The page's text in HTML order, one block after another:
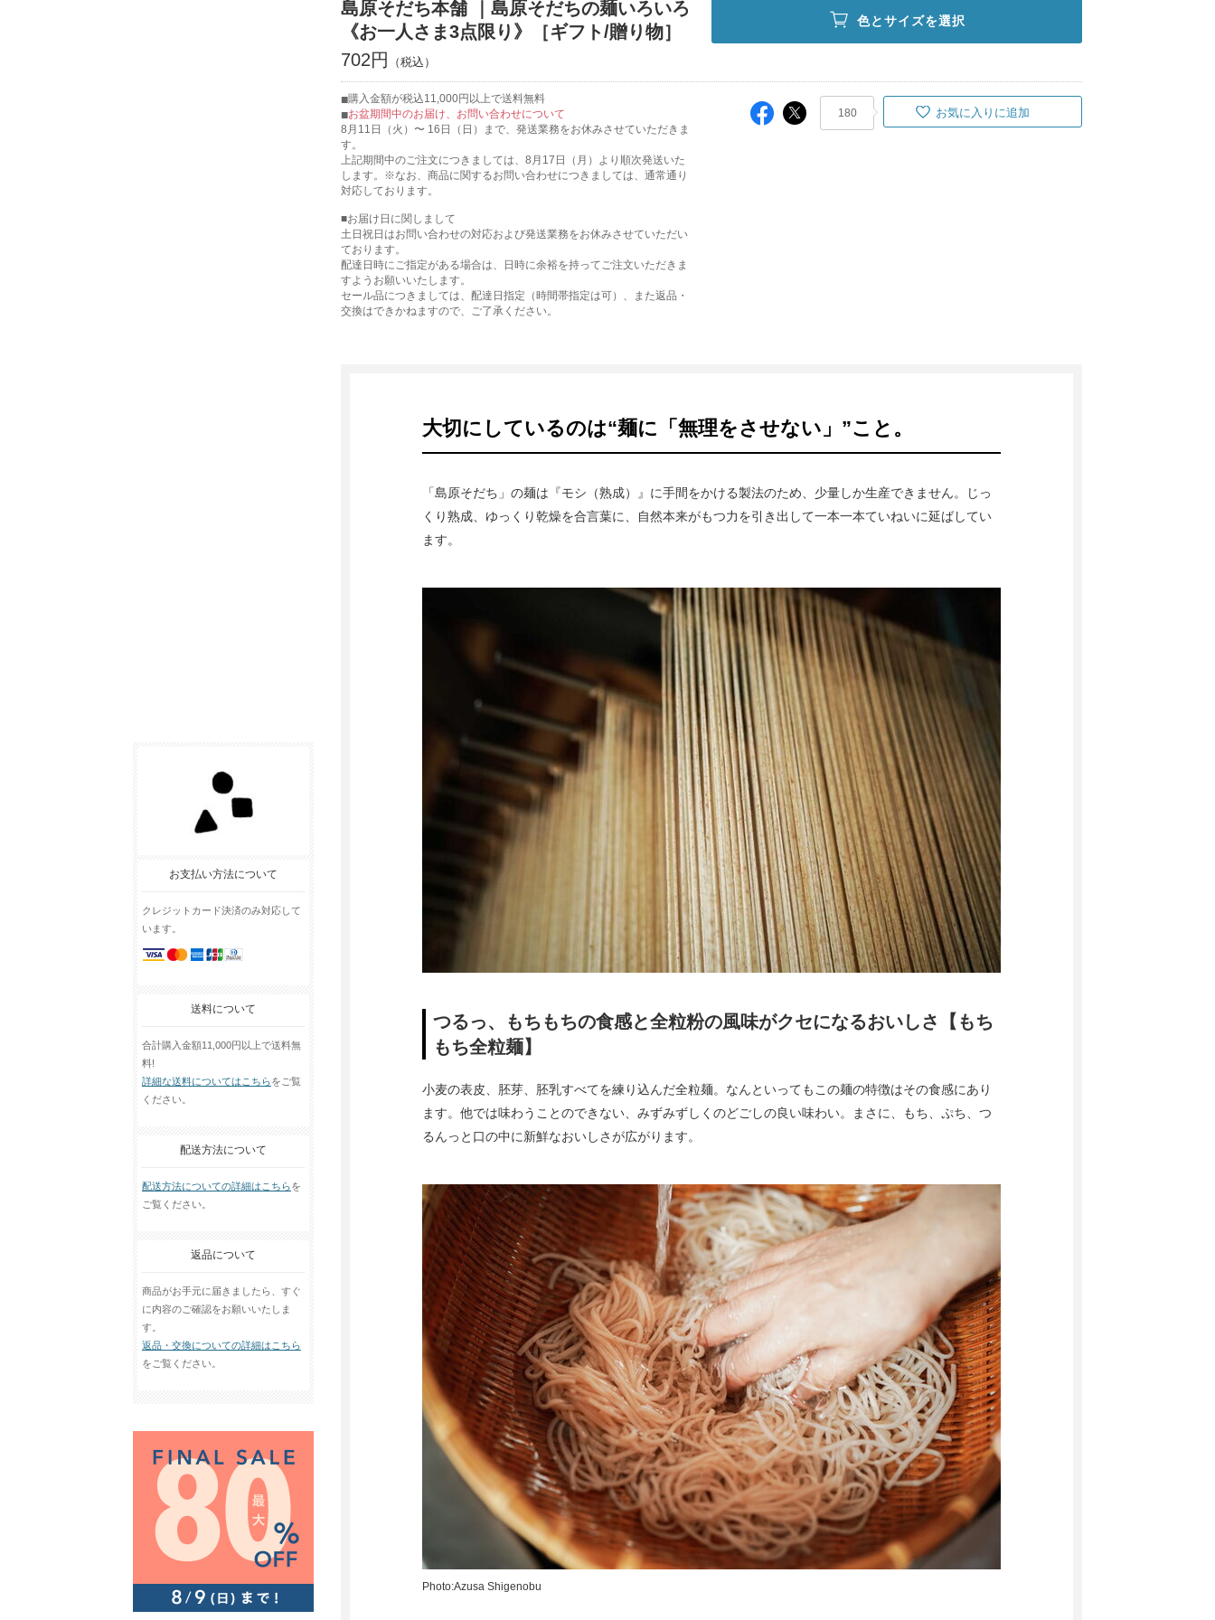
お支払い方法について
クレジットカード決済のみ対応して
います。
送料について
合計購入金額11,000円以上で送料無
料!
詳細な送料についてはこちらをご覧
ください。
配送方法について
配送方法についての詳細はこちらを
ご覧ください。
返品について
商品がお手元に届きましたら、すぐ
に内容のご確認をお願いいたしま
す。
返品・交換についての詳細はこちら
をご覧ください。
島原そだち本舗 ｜島原そだちの麺いろいろ
《お一人さま3点限り》［ギフト/贈り物］
702円
色とサイズを選択
購入金額が税込11,000円以上で送料無料
お盆期間中のお届け、お問い合わせについて
8月11日（火）〜 16日（日）まで、発送業務をお休みさせていただきま
す。
上記期間中のご注文につきましては、8月17日（月）より順次発送いた
します。※なお、商品に関するお問い合わせにつきましては、通常通り
対応しております。
■お届け日に関しまして
土日祝日はお問い合わせの対応および発送業務をお休みさせていただい
ております。
配達日時にご指定がある場合は、日時に余裕を持ってご注文いただきま
すようお願いいたします。
セール品につきましては、配達日指定（時間帯指定は可）、また返品・
交換はできかねますので、ご了承ください。
180 お気に入りに追加
大切にしているのは“麺に「無理をさせない」”こと。
「島原そだち」の麺は『モシ（熟成）』に手間をかける製法のため、少量しか生産できません。じっ
くり熟成、ゆっくり乾燥を合言葉に、自然本来がもつ力を引き出して一本一本ていねいに延ばしてい
ます。
つるっ、もちもちの食感と全粒粉の風味がクセになるおいしさ【もち
もち全粒麺】
小麦の表皮、胚芽、胚乳すべてを練り込んだ全粒麺。なんといってもこの麺の特徴はその食感にあり
ます。他では味わうことのできない、みずみずしくのどごしの良い味わい。まさに、もち、ぷち、つ
るんっと口の中に新鮮なおいしさが広がります。
Photo:Azusa Shigenobu